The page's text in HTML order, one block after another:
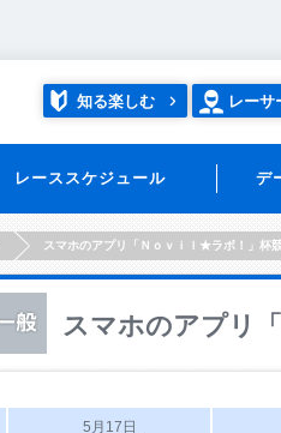
知る楽しむ レーサ
レーススケジュール デ
スマホのアプリ「Ｎｏｖｉｌ★ラボ！」杯
スマホのアプリ
5月17日